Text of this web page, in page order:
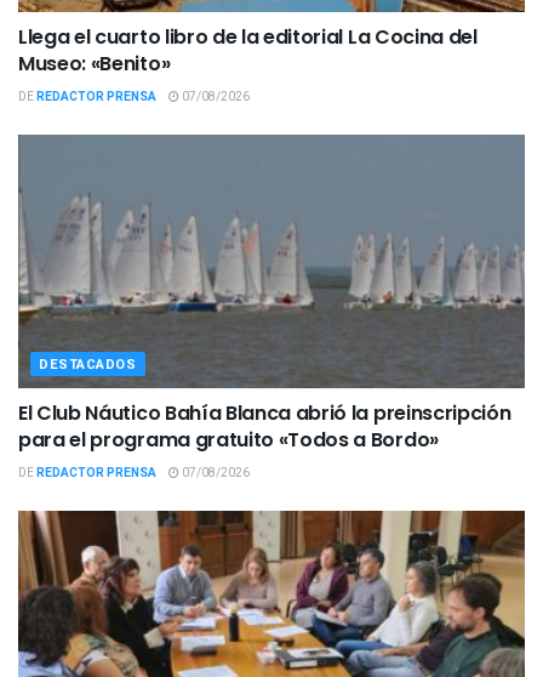
Llega el cuarto libro de la editorial La Cocina del
Museo: «Benito»
DEREDACTOR PRENSA 07/08/2026
DESTACADOS
El Club Náutico Bahía Blanca abrió la preinscripción
para el programa gratuito «Todos a Bordo»
DEREDACTOR PRENSA 07/08/2026